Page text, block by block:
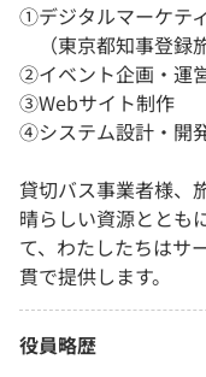
①デジタルマーケテ
（東京都知事登録
②イベント企画・運
③Webサイト制作
④システム設計・開
貸切バス事業者様、
晴らしい資源ととも
て、わたしたちはサ
貫で提供します。
役員略歴